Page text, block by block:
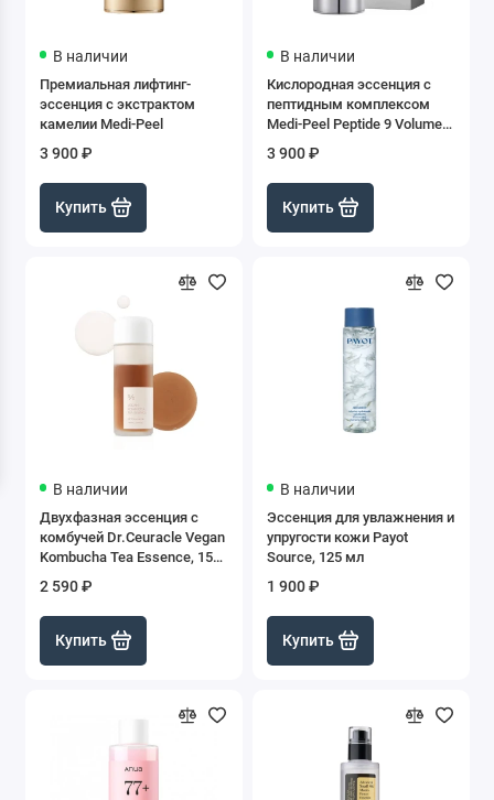
В наличии
Премиальная лифтинг-
эссенция с экстрактом
камелии Medi-Peel
3 900 ₽
Купить
В наличии
Кислородная эссенция с
пептидным комплексом
Medi-Peel Peptide 9 Volume
3 900 ₽
Купить
В наличии
Двухфазная эссенция с
комбучей Dr.Ceuracle Vegan
Kombucha Tea Essence, 150
2 590 ₽
Купить
В наличии
Эссенция для увлажнения и
упругости кожи Payot
Source, 125 мл
1 900 ₽
Купить